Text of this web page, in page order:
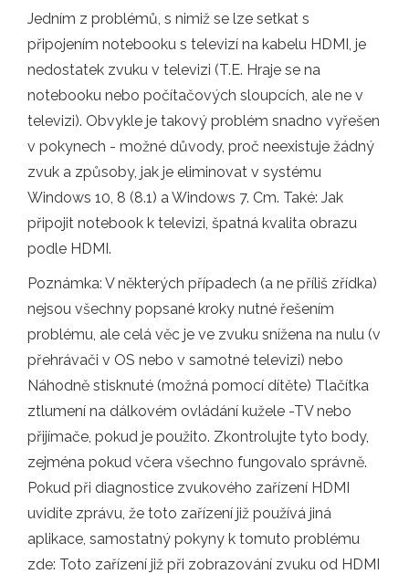
Jedním z problémů, s nimiž se lze setkat s
připojením notebooku s televizí na kabelu HDMI, je
nedostatek zvuku v televizi (T.E. Hraje se na
notebooku nebo počítačových sloupcích, ale ne v
televizi). Obvykle je takový problém snadno vyřešen
v pokynech - možné důvody, proč neexistuje žádný
zvuk a způsoby, jak je eliminovat v systému
Windows 10, 8 (8.1) a Windows 7. Cm. Také: Jak
připojit notebook k televizi, špatná kvalita obrazu
podle HDMI.
Poznámka: V některých případech (a ne příliš zřídka)
nejsou všechny popsané kroky nutné řešením
problému, ale celá věc je ve zvuku snížena na nulu (v
přehrávači v OS nebo v samotné televizi) nebo
Náhodně stisknuté (možná pomocí dítěte) Tlačítka
ztlumení na dálkovém ovládání kužele -TV nebo
přijímače, pokud je použito. Zkontrolujte tyto body,
zejména pokud včera všechno fungovalo správně.
Pokud při diagnostice zvukového zařízení HDMI
uvidíte zprávu, že toto zařízení již používá jiná
aplikace, samostatný pokyny k tomuto problému
zde: Toto zařízení již při zobrazování zvuku od HDMI